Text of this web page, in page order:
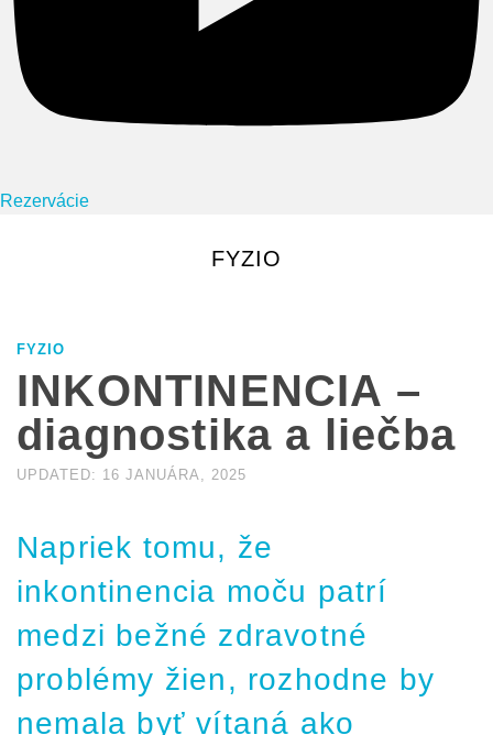
Rezervácie
FYZIO
FYZIO
INKONTINENCIA –
diagnostika a liečba
UPDATED: 16 JANUÁRA, 2025
Napriek tomu, že
inkontinencia moču patrí
medzi bežné zdravotné
problémy žien, rozhodne by
nemala byť vítaná ako